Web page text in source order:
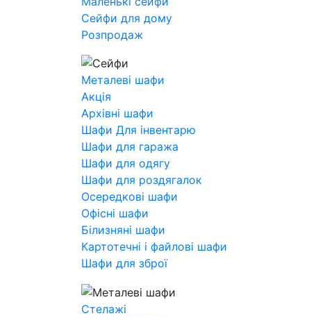
Сейфи для дому
Розпродаж
Металеві шафи
Акція
Архівні шафи
Шафи Для інвентарю
Шафи для гаража
Шафи для одягу
Шафи для роздягалок
Осередкові шафи
Офісні шафи
Білизняні шафи
Картотечні і файлові шафи
Шафи для зброї
Стелажі